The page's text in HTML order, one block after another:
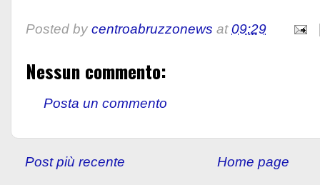
Posted by centroabruzzonews at09:29
Nessun commento:
Posta un commento
Post più recente Home page